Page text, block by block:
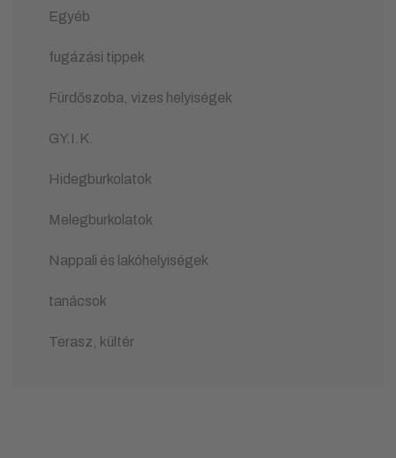
Egyéb
fugázási tippek
Fürdőszoba, vizes helyiségek
GY.I.K.
Hidegburkolatok
Melegburkolatok
Nappali és lakóhelyiségek
tanácsok
Terasz, kültér